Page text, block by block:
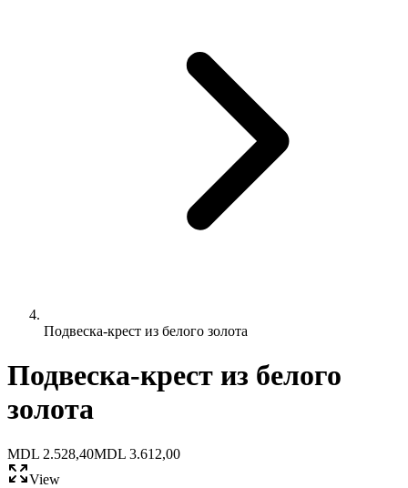
Подвеска-крест из белого золота
Подвеска-крест из белого
золота
MDL 2.528,40MDL 3.612,00
View